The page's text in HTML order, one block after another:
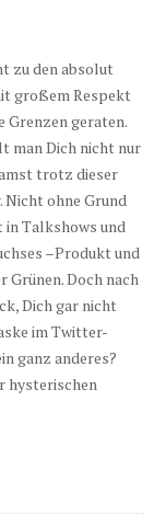
zu den absolut
großem Respekt
Grenzen geraten.
man Dich nicht nur
trotz dieser
Nicht ohne Grund
in Talkshows und
–Produkt und
Grünen. Doch nach
Dich gar nicht
im Twitter-
ganz anderes?
hysterischen